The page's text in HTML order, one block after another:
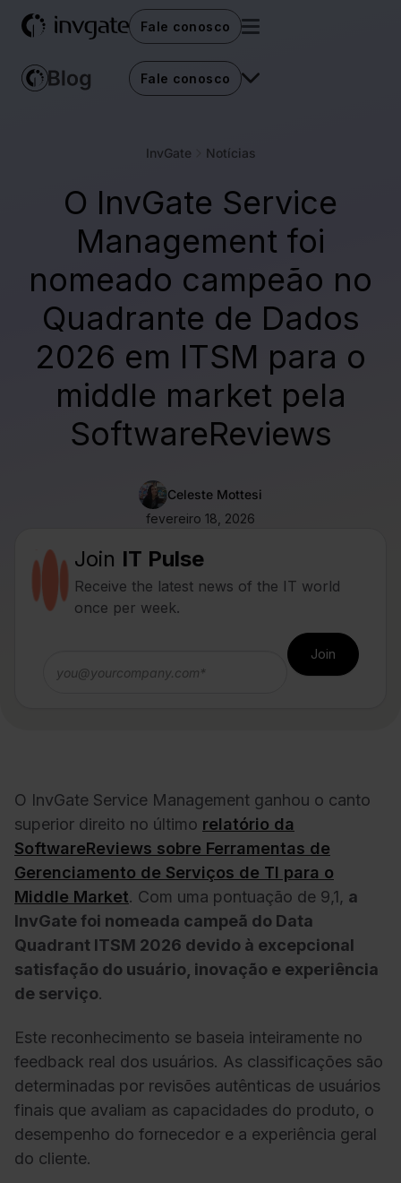
Fale conosco
Fale conosco
InvGate Notícias
O InvGate Service
Management foi
nomeado campeão no
Quadrante de Dados
2026 em ITSM para o
middle market pela
SoftwareReviews
Celeste Mottesi
fevereiro 18, 2026
Join IT Pulse
Receive the latest news of the IT world
once per week.
O InvGate Service Management ganhou o canto
superior direito no último relatório da
SoftwareReviews sobre Ferramentas de
Gerenciamento de Serviços de TI para o
Middle Market. Com uma pontuação de 9,1, a
InvGate foi nomeada campeã do Data
Quadrant ITSM 2026 devido à excepcional
satisfação do usuário, inovação e experiência
de serviço.
Este reconhecimento se baseia inteiramente no
feedback real dos usuários. As classificações são
determinadas por revisões autênticas de usuários
finais que avaliam as capacidades do produto, o
desempenho do fornecedor e a experiência geral
do cliente.